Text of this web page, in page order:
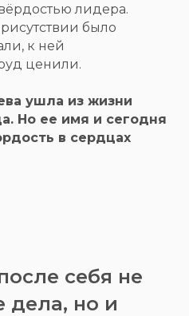
лидера.
было
к ней
ценили.
ушла из жизни
Но ее имя и сегодня
в сердцах
себя не
дела, но и